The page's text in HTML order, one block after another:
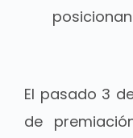
El pasado 3
de